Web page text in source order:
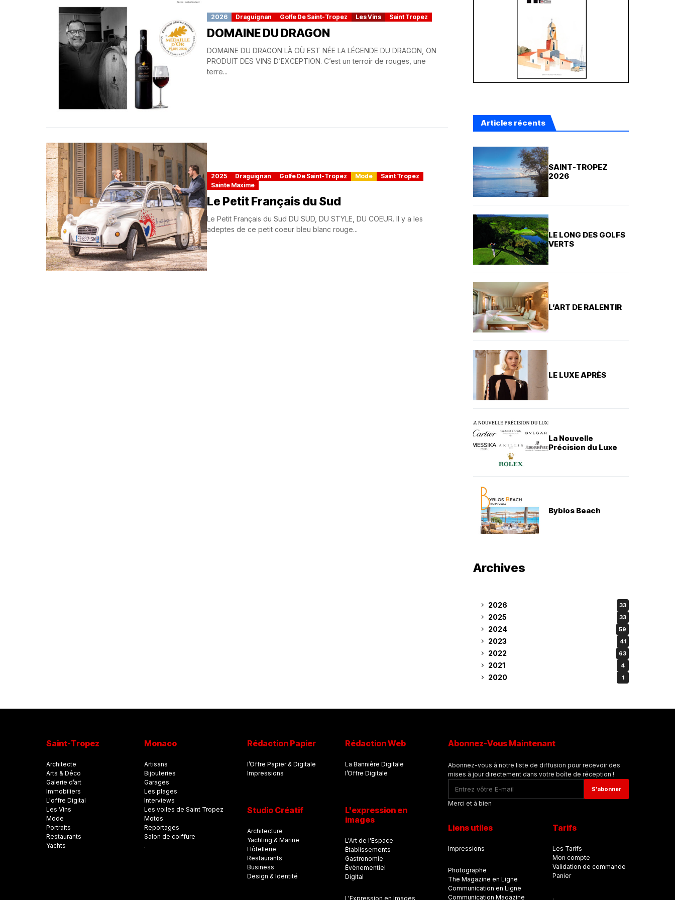
2026 Draguignan Golfe De Saint-Tropez Les Vins Saint Tropez
DOMAINE DU DRAGON
DOMAINE DU DRAGON LÀ OÙ EST NÉE LA LÉGENDE DU DRAGON, ON
PRODUIT DES VINS D’EXCEPTION. C’est un terroir de rouges, une
terre...
2025 Draguignan Golfe De Saint-Tropez Mode
Saint Tropez
Sainte Maxime
Le Petit Français du Sud
Le Petit Français du Sud DU SUD, DU STYLE, DU COEUR. Il y a les
adeptes de ce petit coeur bleu blanc rouge...
Articles récents
SAINT-TROPEZ
2026
LE LONG DES GOLFS
VERTS
L’ART DE RALENTIR
LE LUXE APRÈS
La Nouvelle
Précision du Luxe
Byblos Beach
Archives
2026 33
2025 33
2024 59
2023 41
2022 63
2021 4
2020 1
Saint-Tropez
Architecte
Arts & Déco
Galerie d’art
Immobiliers
L'offre Digital
Les Vins
Mode
Portraits
Restaurants
Yachts
Monaco
Artisans
Bijouteries
Garages
Les plages
Interviews
Les voiles de Saint Tropez
Motos
Reportages
Salon de coiffure
.
Rédaction Papier
l’Offre Papier & Digitale
Impressions
Rédaction Web
La Bannière Digitale
l’Offre Digitale
Studio Créatif
Architecture
Yachting & Marine
Hôtellerie
Restaurants
Business
Design & Identité
L'expression en
images
L'Art de l'Espace
Établissements
Gastronomie
Évènementiel
Digital
L'Expression en Images
Abonnez-Vous Maintenant
Abonnez-vous à notre liste de diffusion pour recevoir des
mises à jour directement dans votre boîte de réception !
Merci et à bien
Liens utiles
Impressions
Photographe
The Magazine en Ligne
Communication en Ligne
Communication Magazine
Tarifs
Les Tarifs
Mon compte
Validation de commande
Panier
.